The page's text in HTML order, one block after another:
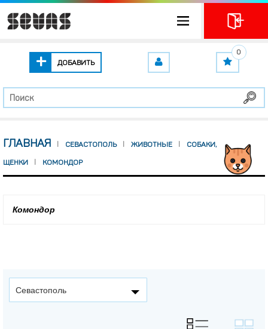
ДОБАВИТЬ
0
ГЛАВНАЯ СЕВАСТОПОЛЬ ЖИВОТНЫЕ СОБАКИ,
ЩЕНКИ КОМОНДОР
Комондор
Севастополь